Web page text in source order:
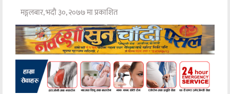
मङ्गलबार, भदौ ३०, २०७७ मा प्रकाशित